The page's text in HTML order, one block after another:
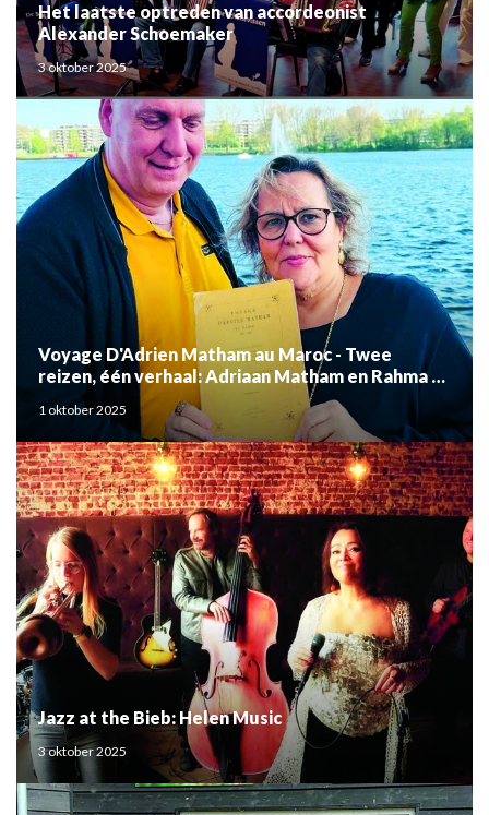
Het laatste optreden van accordeonist
Alexander Schoemaker
3 oktober 2025
Voyage D'Adrien Matham au Maroc - Twee
reizen, één verhaal: Adriaan Matham en Rahma el
Mouden
1 oktober 2025
Jazz at the Bieb: Helen Music
3 oktober 2025